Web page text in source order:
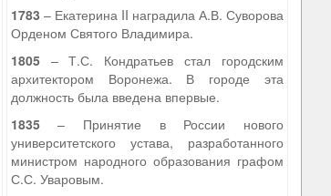
1783 – Екатерина II наградила А.В. Суворова
Орденом Святого Владимира.
1805– Т.С. Кондратьев стал городским
архитектором Воронежа. В городе эта
должность была введена впервые.
1835– Принятие в России нового
университетского устава, разработанного
министром народного образования графом
С.С. Уваровым.